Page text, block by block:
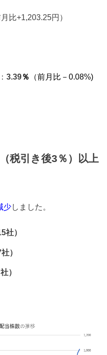
月比+1,203.25円）
3.39％ （前月比－0.08%)
税引き後3％）以上
少しました。
社）
）
社）